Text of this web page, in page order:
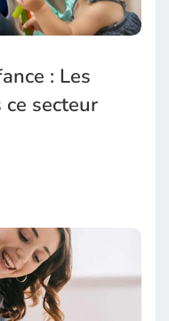
: Les
secteur